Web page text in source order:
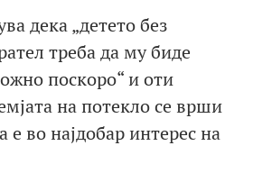
дека „детето без
треба да му биде
поскоро“ и оти
на потекло се врши
е во најдобар интерес на